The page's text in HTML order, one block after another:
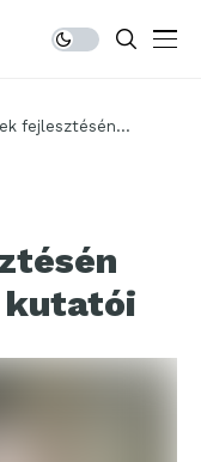
fejlesztésén
kutatói